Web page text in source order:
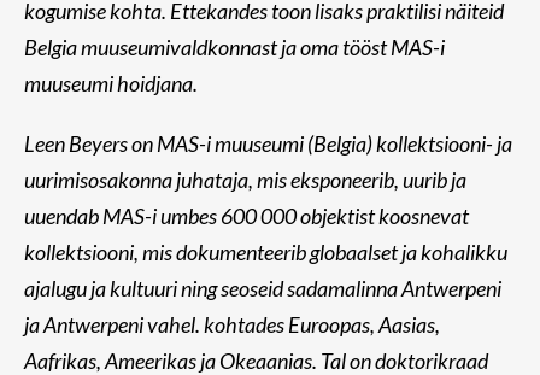
kogumise kohta. Ettekandes toon lisaks praktilisi näiteid
Belgia muuseumivaldkonnast ja oma tööst MAS-i
muuseumi hoidjana.
Leen Beyers on MAS-i muuseumi (Belgia) kollektsiooni- ja
uurimisosakonna juhataja, mis eksponeerib, uurib ja
uuendab MAS-i umbes 600 000 objektist koosnevat
kollektsiooni, mis dokumenteerib globaalset ja kohalikku
ajalugu ja kultuuri ning seoseid sadamalinna Antwerpeni
ja Antwerpeni vahel. kohtades Euroopas, Aasias,
Aafrikas, Ameerikas ja Okeaanias. Tal on doktorikraad